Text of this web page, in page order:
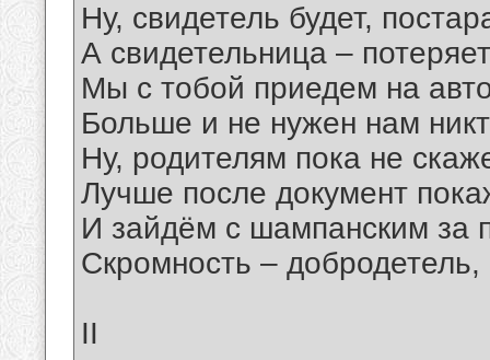
Ну, свидетель будет,
А свидетельница –
Мы с тобой приедем на
Больше и не нужен нам
Ну, родителям пока не
Лучше после документ
И зайдём с шампанским за
Скромность – добродетель,
II